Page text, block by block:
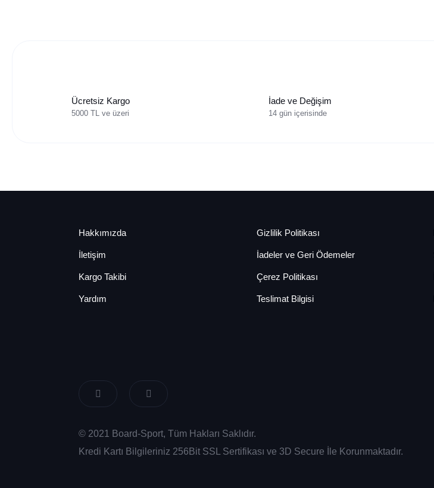
Ücretsiz Kargo
5000 TL ve üzeri
İade ve Değişim
14 gün içerisinde
Hakkımızda
İletişim
Kargo Takibi
Yardım
Gizlilik Politikası
İadeler ve Geri Ödemeler
Çerez Politikası
Teslimat Bilgisi
© 2021 Board-Sport, Tüm Hakları Saklıdır.
Kredi Kartı Bilgileriniz 256Bit SSL Sertifikası ve 3D Secure İle Korunmaktadır.